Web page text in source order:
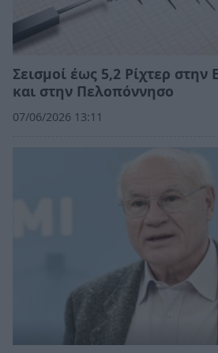
Σεισμοί έως 5,2 Ρίχτερ στην
και στην Πελοπόννησο
07/06/2026 13:11